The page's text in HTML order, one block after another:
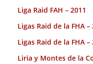
Liga Raid FAH – 2011
Ligas Raid de la FHA –
Ligas Raid de la FHA –
Liria y Montes de la